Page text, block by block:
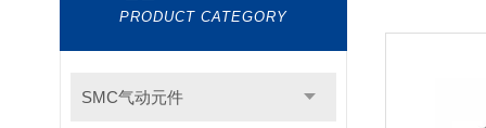
PRODUCT CATEGORY
SMC气动元件